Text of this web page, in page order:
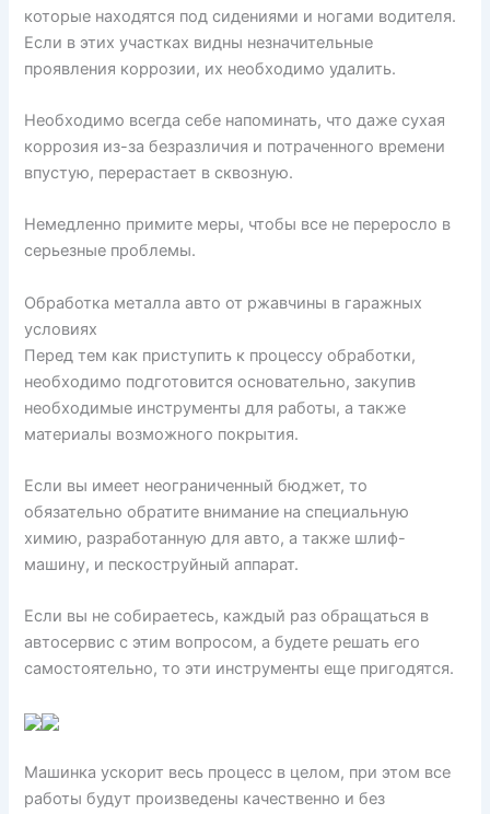
которые находятся под сидениями и ногами водителя.
Если в этих участках видны незначительные
проявления коррозии, их необходимо удалить.
Необходимо всегда себе напоминать, что даже сухая
коррозия из-за безразличия и потраченного времени
впустую, перерастает в сквозную.
Немедленно примите меры, чтобы все не переросло в
серьезные проблемы.
Обработка металла авто от ржавчины в гаражных
условиях
Перед тем как приступить к процессу обработки,
необходимо подготовится основательно, закупив
необходимые инструменты для работы, а также
материалы возможного покрытия.
Если вы имеет неограниченный бюджет, то
обязательно обратите внимание на специальную
химию, разработанную для авто, а также шлиф-
машину, и пескоструйный аппарат.
Если вы не собираетесь, каждый раз обращаться в
автосервис с этим вопросом, а будете решать его
самостоятельно, то эти инструменты еще пригодятся.
Машинка ускорит весь процесс в целом, при этом все
работы будут произведены качественно и без